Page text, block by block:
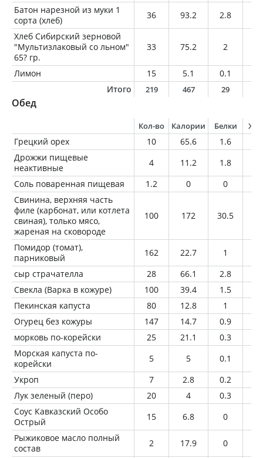
Батон нарезной из муки 1
сорта (хлеб)
36 93.2 2.8
Хлеб Сибирский зерновой
"Мультизлаковый со льном"
65? гр.
33 75.2 2
Лимон 15 5.1 0.1
Итого
219 467 29
Обед
Кол-во Калории Белки
Грецкий орех 10 65.6 1.6
Дрожжи пищевые
неактивные
4 11.2 1.8
Соль поваренная пищевая
1.2 0 0
Свинина, верхняя часть
филе (карбонат, или котлета
свиная), только мясо,
жареная на сковороде
100 172 30.5
Помидор (томат),
парниковый
162 22.7 1
сыр страчателла
28 66.1 2.8
Свекла (Варка в кожуре)
100 39.4 1.5
Пекинская капуста
80 12.8 1
Огурец без кожуры
147 14.7 0.9
морковь по-корейски
25 21.1 0.3
Морская капуста по-
корейски
5 5 0.1
Укроп
7 2.8 0.2
Лук зеленый (перо)
20 4 0.3
Соус Кавказский Особо
Острый
15 6.8 0
Рыжиковое масло полный
состав
2 17.9 0